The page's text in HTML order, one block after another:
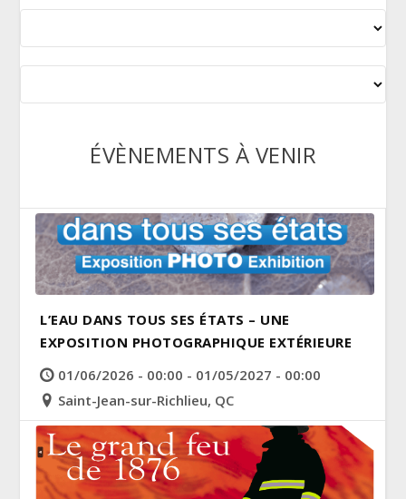
ÉVÈNEMENTS À VENIR
L’EAU DANS TOUS SES ÉTATS – UNE
EXPOSITION PHOTOGRAPHIQUE EXTÉRIEURE
01/06/2026 - 00:00 - 01/05/2027 - 00:00
Saint-Jean-sur-Richlieu, QC